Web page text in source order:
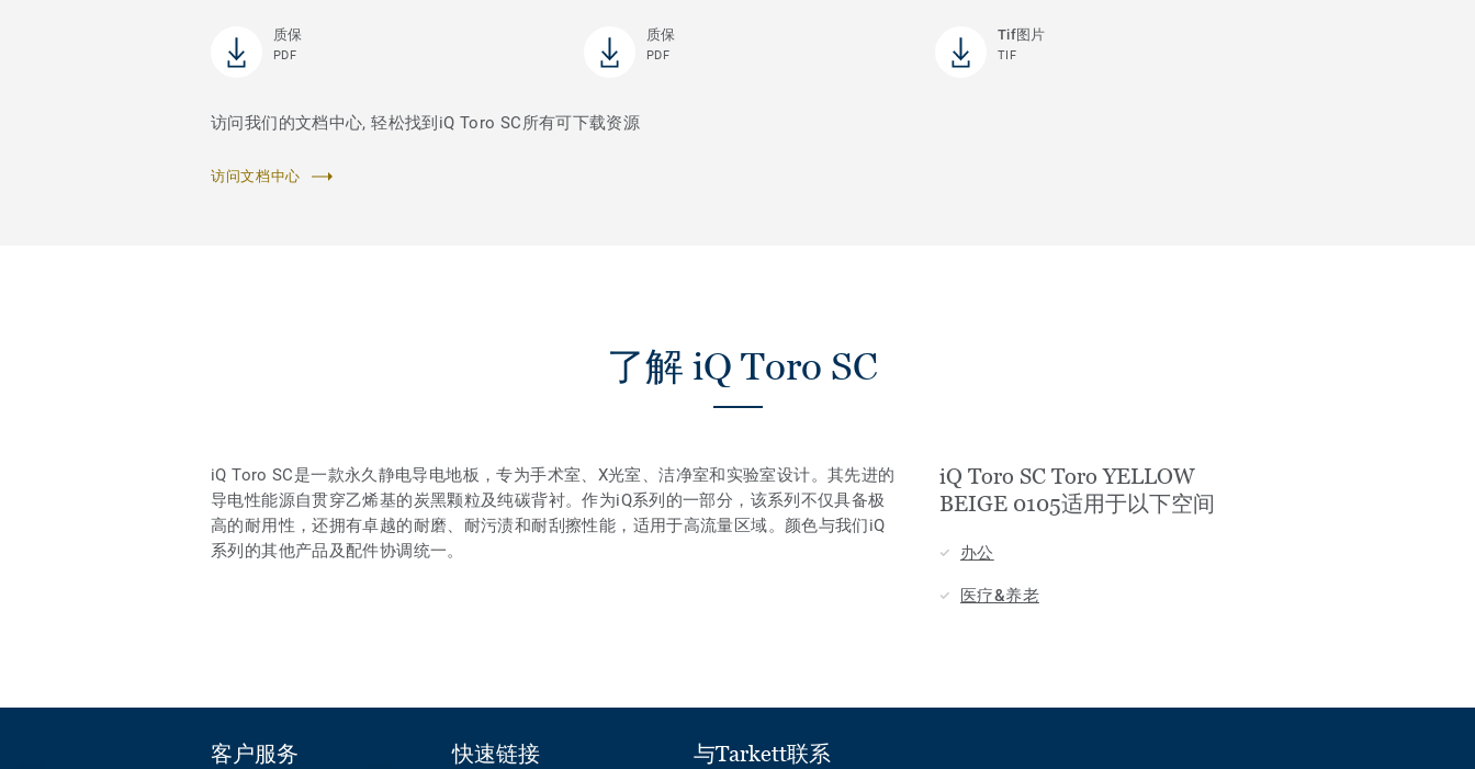
质保
PDF
质保
PDF
Tif图片
TIF
访问我们的文档中心, 轻松找到iQ Toro SC所有可下载资源
访问文档中心
了解 iQ Toro SC
iQ Toro SC是一款永久静电导电地板，专为手术室、X光室、洁净室和实验室设计。其先进的
导电性能源自贯穿乙烯基的炭黑颗粒及纯碳背衬。作为iQ系列的一部分，该系列不仅具备极
高的耐用性，还拥有卓越的耐磨、耐污渍和耐刮擦性能，适用于高流量区域。颜色与我们iQ
系列的其他产品及配件协调统一。
iQ Toro SC Toro YELLOW
BEIGE 0105适用于以下空间
办公
医疗&养老
客户服务 快速链接 与Tarkett联系